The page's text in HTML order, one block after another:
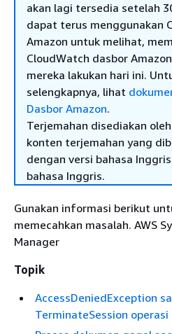
akan lagi tersedia setelah
dapat terus menggunakan
Amazon untuk melihat,
CloudWatch dasbor
mereka lakukan hari ini.
selengkapnya, lihat
Dasbor Amazon.
Terjemahan disediakan
konten terjemahan yang
dengan versi bahasa
bahasa Inggris.
Gunakan informasi berikut
memecahkan masalah. AWS
Manager
Topik
AccessDeniedException
TerminateSession operasi